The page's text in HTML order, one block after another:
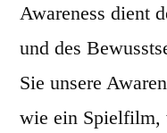
Awareness dient
und des
Sie unsere
wie ein Spielfilm,